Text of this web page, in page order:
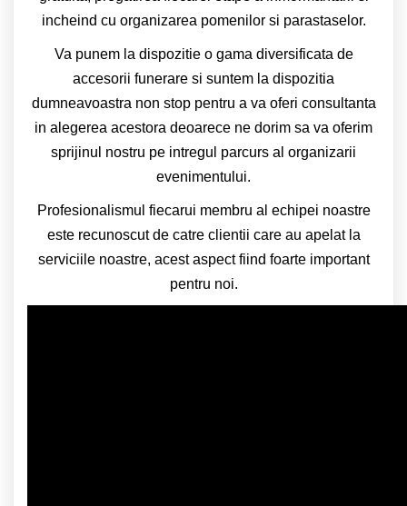
incheind cu organizarea pomenilor si parastaselor.
Va punem la dispozitie o gama diversificata de
accesorii funerare si suntem la dispozitia
dumneavoastra non stop pentru a va oferi consultanta
in alegerea acestora deoarece ne dorim sa va oferim
sprijinul nostru pe intregul parcurs al organizarii
evenimentului.
Profesionalismul fiecarui membru al echipei noastre
este recunoscut de catre clientii care au apelat la
serviciile noastre, acest aspect fiind foarte important
pentru noi.